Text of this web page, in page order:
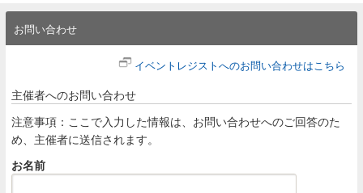
お問い合わせ
イベントレジストへのお問い合わせはこちら
主催者へのお問い合わせ
注意事項：ここで入力した情報は、お問い合わせへのご回答のた
め、主催者に送信されます。
お名前